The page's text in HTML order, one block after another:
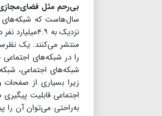
بی‌رحم مثل
سال‌هاست که شبکه‌های
نزدیک به
را در شبکه‌های اجتماعی
شبکه‌های اجتماعی،
زیرا بسیاری از
اجتماعی قابلیت
به‌راحتی می‌توان آن را